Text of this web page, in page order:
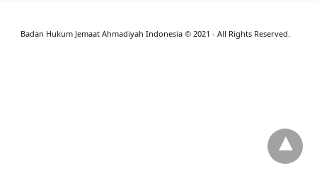
Badan Hukum Jemaat Ahmadiyah Indonesia © 2021 - All Rights Reserved.